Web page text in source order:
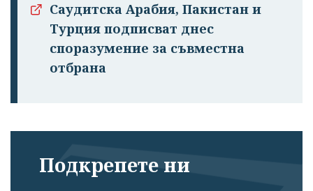
Саудитска Арабия, Пакистан и
Турция подписват днес
споразумение за съвместна
отбрана
Подкрепете ни